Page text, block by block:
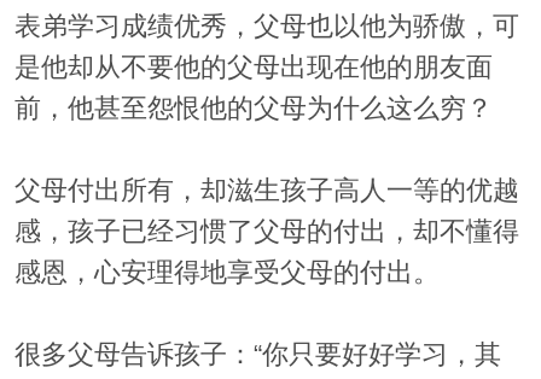
表弟学习成绩优秀，父母也以他为骄傲，可
是他却从不要他的父母出现在他的朋友面
前，他甚至怨恨他的父母为什么这么穷？
父母付出所有，却滋生孩子高人一等的优越
感，孩子已经习惯了父母的付出，却不懂得
感恩，心安理得地享受父母的付出。
很多父母告诉孩子：“你只要好好学习，其